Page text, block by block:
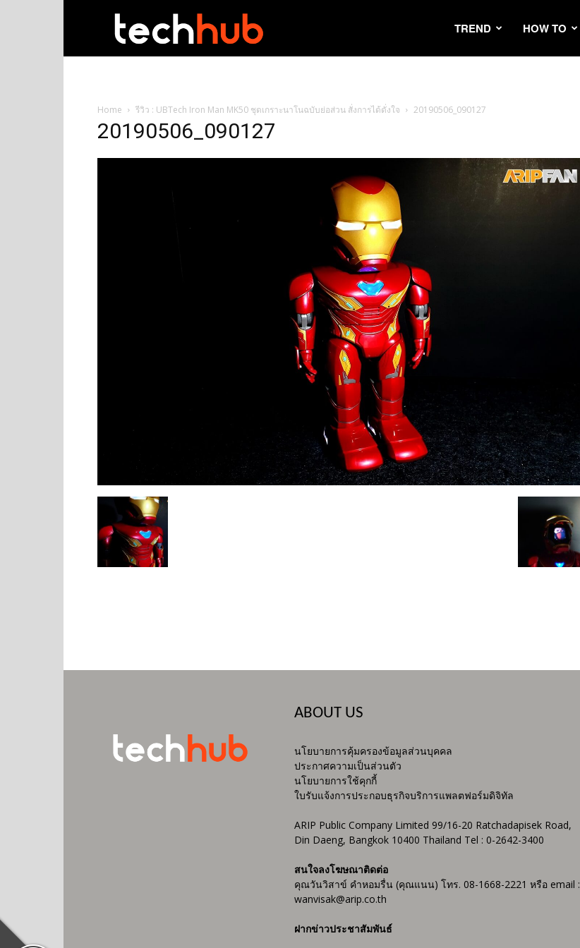
TREND HOW TO
Home รีวิว : UBTech Iron Man MK50 ชุดเกราะนาโนฉบับย่อส่วน สั่งการได้ดั่งใจ 20190506_090127
20190506_090127
ABOUT US
นโยบายการคุ้มครองข้อมูลส่วนบุคคล
ประกาศความเป็นส่วนตัว
นโยบายการใช้คุกกี้
ใบรับแจ้งการประกอบธุรกิจบริการแพลตฟอร์มดิจิทัล
ARIP Public Company Limited 99/16-20 Ratchadapisek Road,
Din Daeng, Bangkok 10400 Thailand Tel : 0-2642-3400
สนใจลงโฆษณาติดต่อ
คุณวันวิสาข์ คำหอมรื่น (คุณแนน) โทร. 08-1668-2221 หรือ email :
wanvisak@arip.co.th
ฝากข่าวประชาสัมพันธ์